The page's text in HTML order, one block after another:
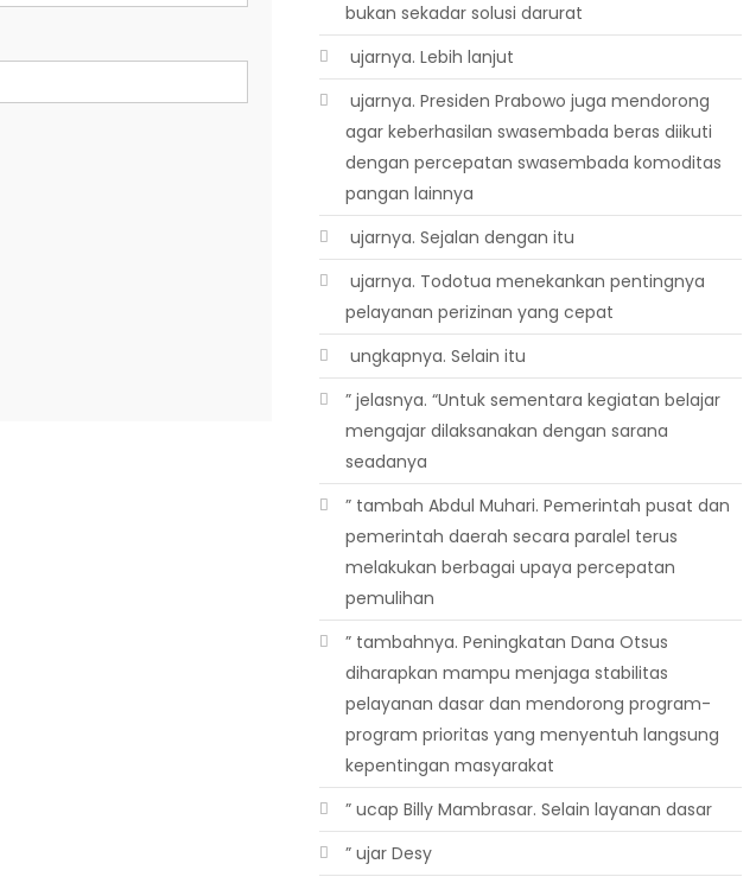
bukan sekadar solusi darurat
 ujarnya. Lebih lanjut
 ujarnya. Presiden Prabowo juga mendorong
agar keberhasilan swasembada beras diikuti
dengan percepatan swasembada komoditas
pangan lainnya
 ujarnya. Sejalan dengan itu
 ujarnya. Todotua menekankan pentingnya
pelayanan perizinan yang cepat
 ungkapnya. Selain itu
” jelasnya. “Untuk sementara kegiatan belajar
mengajar dilaksanakan dengan sarana
seadanya
” tambah Abdul Muhari. Pemerintah pusat dan
pemerintah daerah secara paralel terus
melakukan berbagai upaya percepatan
pemulihan
” tambahnya. Peningkatan Dana Otsus
diharapkan mampu menjaga stabilitas
pelayanan dasar dan mendorong program-
program prioritas yang menyentuh langsung
kepentingan masyarakat
” ucap Billy Mambrasar. Selain layanan dasar
” ujar Desy